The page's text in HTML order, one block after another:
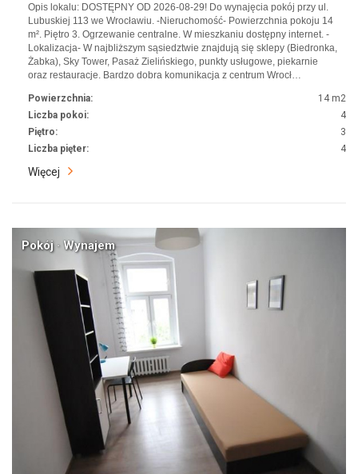
Opis lokalu: DOSTĘPNY OD 2026-08-29! Do wynajęcia pokój przy ul.
Lubuskiej 113 we Wrocławiu. -Nieruchomość- Powierzchnia pokoju 14
m². Piętro 3. Ogrzewanie centralne. W mieszkaniu dostępny internet. -
Lokalizacja- W najbliższym sąsiedztwie znajdują się sklepy (Biedronka,
Żabka), Sky Tower, Pasaż Zielińskiego, punkty usługowe, piekarnie
oraz restauracje. Bardzo dobra komunikacja z centrum Wrocł…
Powierzchnia:
14 m2
Liczba pokoi:
4
Piętro:
3
Liczba pięter:
4
Więcej
Pokój · Wynajem